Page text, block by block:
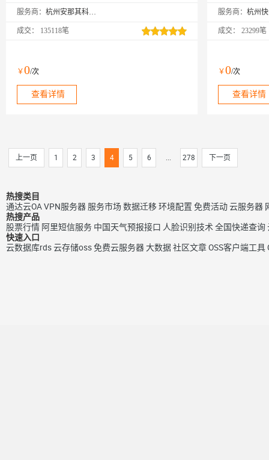
认证 身份证实名校验 身份证二要素 身份证实名认证
份证二要素 身份证实名认证 身份证实名 身份证二要
身份证实名 身份证二要素 身份证实名认证 身份证实
名 身份证二要素 身份证实名认证 身份证实名 身份证
二要素 身份证实名认证 ...
服务商： 杭州安那其科技有限公司
成交： 135118笔
￥0/次
查看详情
信验证码-短信
通知-短信验证
流短信-网站
信验证码-短信
码-短信通知-短
服务商：
成交： 23299笔
￥0/次
查看详情
上一页 1 2 3 4 5 6 ... 278 下一页
热搜类目
通达云OAVPN服务器 服务市场数据迁移环境配置 免费活动云服务器
热搜产品
股票行情 阿里短信服务 中国天气预报接口 人脸识别技术 全国快递查询
快速入口
云数据库rds云存储oss免费云服务器大数据社区文章OSS客户端工具